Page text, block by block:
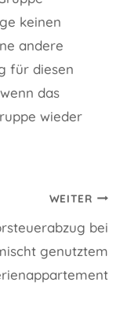
keinen
andere
für diesen
das
wieder
WEITER
bei
genutztem